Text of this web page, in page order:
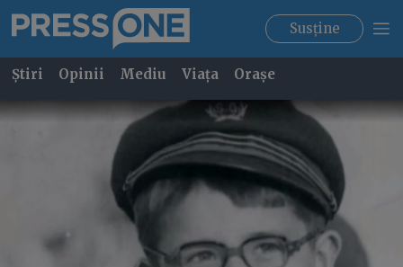
Susține
Știri Opinii Mediu Viața Orașe